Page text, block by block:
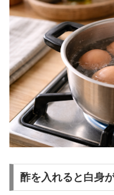
酢を入れると白身